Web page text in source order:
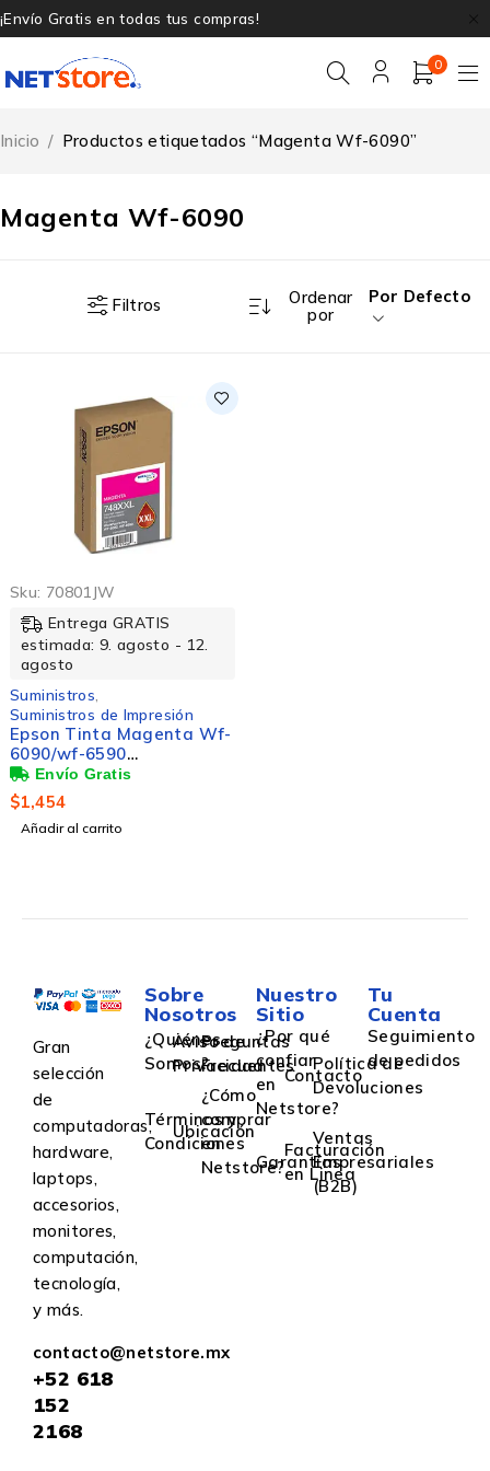
¡Envío Gratis en todas tus compras!
0
Magenta Wf-6090
Inicio / Productos etiquetados “Magenta Wf-6090”
Filtros
Ordenar
por
Por Defecto
Sku: 70801JW
Entrega GRATIS
estimada: 9. agosto - 12.
agosto
Suministros
Suministros de Impresión
Epson Tinta Magenta Wf-
6090/wf-6590
Rendimiento 7000
$1,454
Añadir al carrito
Gran
selección
de
computadoras,
hardware,
laptops,
accesorios,
monitores,
computación,
tecnología,
y más.
contacto@netstore.mx
+52 618
152
2168
Sobre
Nosotros
¿Quiénes
Somos?
Aviso de
Privacidad
Preguntas
Frecuentes
Términos y
Condiciones
Ubicación
¿Cómo
comprar
en
Netstore?
Nuestro
Sitio
¿Por qué
confiar
en
Netstore?
Contacto
Política de
Devoluciones
Garantías
Facturación
en Linea
Ventas
Empresariales
(B2B)
Tu
Cuenta
Seguimiento
de pedidos